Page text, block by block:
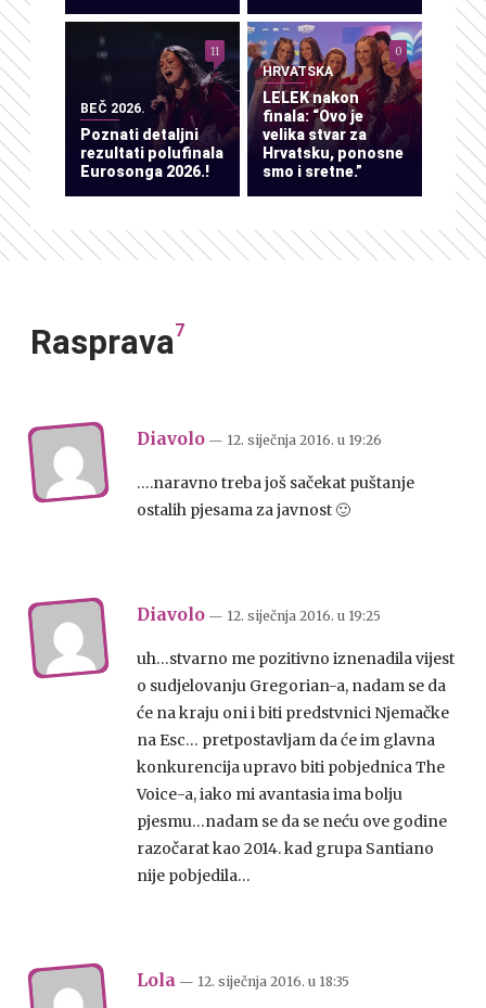
BEČ 2026.
Poznati detaljni
rezultati polufinala
Eurosonga 2026.!
11
HRVATSKA
LELEK nakon
finala: “Ovo je
velika stvar za
Hrvatsku, ponosne
smo i sretne.”
0
Rasprava7
Diavolo — 12. siječnja 2016. u 19:26
….naravno treba još sačekat puštanje
ostalih pjesama za javnost 🙂
Diavolo — 12. siječnja 2016. u 19:25
uh…stvarno me pozitivno iznenadila vijest
o sudjelovanju Gregorian-a, nadam se da
će na kraju oni i biti predstvnici Njemačke
na Esc… pretpostavljam da će im glavna
konkurencija upravo biti pobjednica The
Voice-a, iako mi avantasia ima bolju
pjesmu…nadam se da se neću ove godine
razočarat kao 2014. kad grupa Santiano
nije pobjedila…
Lola — 12. siječnja 2016. u 18:35